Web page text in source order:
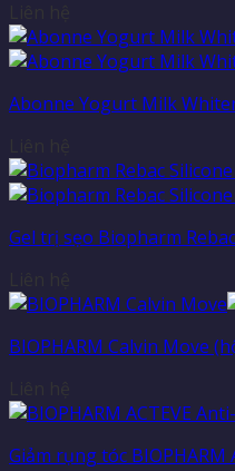
Abonne Yogurt Milk
Gel trị sẹo Biopharm
BIOPHARM Calvin Move
Giảm rụng tóc BIOPHARM